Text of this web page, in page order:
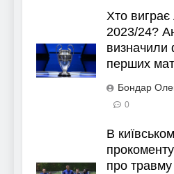
Хто виграє
2023/24?
визначили
перших
Бондар
0
В
про